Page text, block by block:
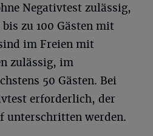
Negativtest zulässig,
zu 100 Gästen mit
im Freien mit
zulässig, im
50 Gästen. Bei
erforderlich, der
unterschritten werden.